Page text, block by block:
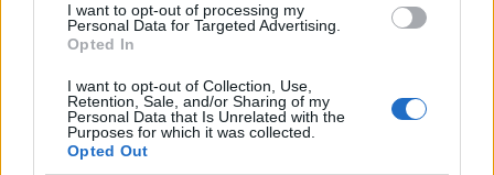
I want to opt-out of processing my
Personal Data for Targeted Advertising.
Opted In
I want to opt-out of Collection, Use,
Retention, Sale, and/or Sharing of my
Personal Data that Is Unrelated with the
Purposes for which it was collected.
Opted Out
persze nem meglepo, nem hulyek ok se: latjak az
elkerulhetetlent es adaptalodnak hozza. ezert marad
Dr. Otto Von